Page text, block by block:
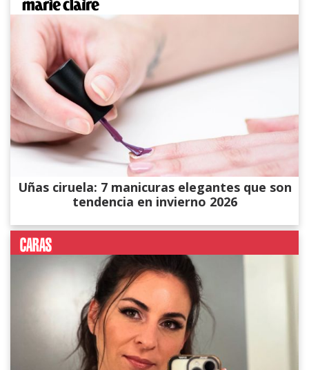
Uñas ciruela: 7 manicuras elegantes que son
tendencia en invierno 2026